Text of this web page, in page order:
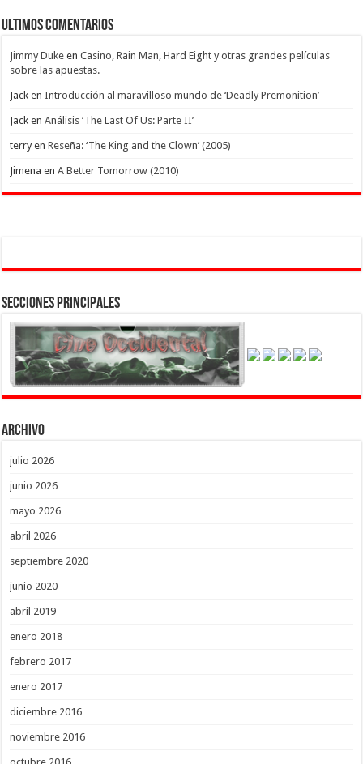
Ultimos Comentarios
Jimmy Duke enCasino, Rain Man, Hard Eight y otras grandes películas
sobre las apuestas.
Jack enIntroducción al maravilloso mundo de ‘Deadly Premonition’
Jack enAnálisis ‘The Last Of Us: Parte II’
terryenReseña: ‘The King and the Clown’ (2005)
Jimena enA Better Tomorrow (2010)
Secciones Principales
Archivo
julio 2026
junio 2026
mayo 2026
abril 2026
septiembre 2020
junio 2020
abril 2019
enero 2018
febrero 2017
enero 2017
diciembre 2016
noviembre 2016